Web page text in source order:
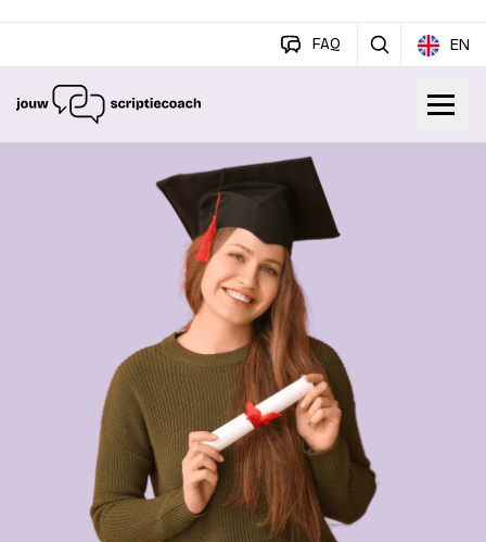
FAQ EN